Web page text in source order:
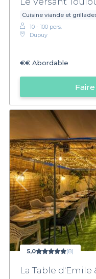
Cuisine viande et
10 - 100 pers.
Dupuy
€€ Abordable
5,0 (8)
La Table d'Emile